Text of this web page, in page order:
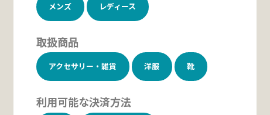
メンズ レディース
取扱商品
アクセサリー・雑貨 洋服 靴
利用可能な決済方法